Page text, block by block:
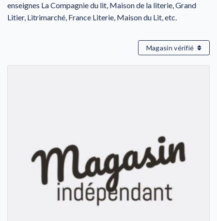
enseignes La Compagnie du lit, Maison de la literie, Grand
Litier, Litrimarché, France Literie, Maison du Lit, etc.
Magasin vérifié